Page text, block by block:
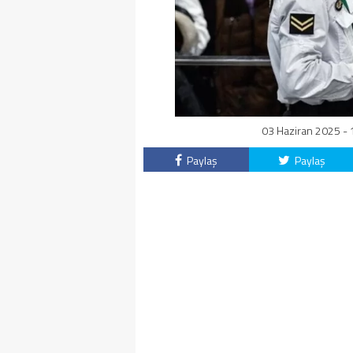
03 Haziran 2025 -
Paylaş
Paylaş